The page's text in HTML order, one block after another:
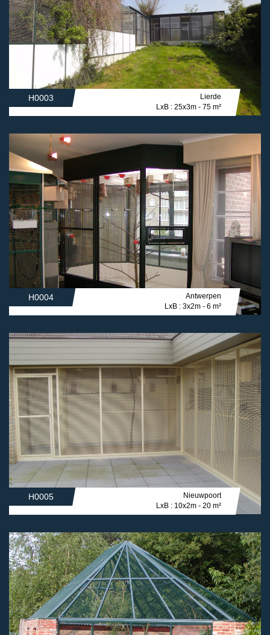
H0003
Lierde
LxB : 25x3m - 75 m²
H0004
Antwerpen
LxB : 3x2m - 6 m²
H0005
Nieuwpoort
LxB : 10x2m - 20 m²